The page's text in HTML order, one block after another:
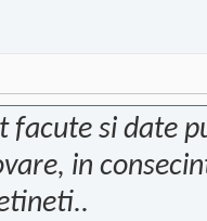
facute si date
in